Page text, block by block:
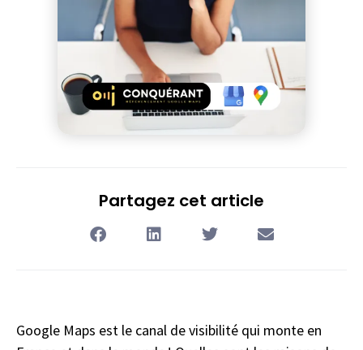
Partagez cet article
Google Maps est le canal de visibilité qui monte en